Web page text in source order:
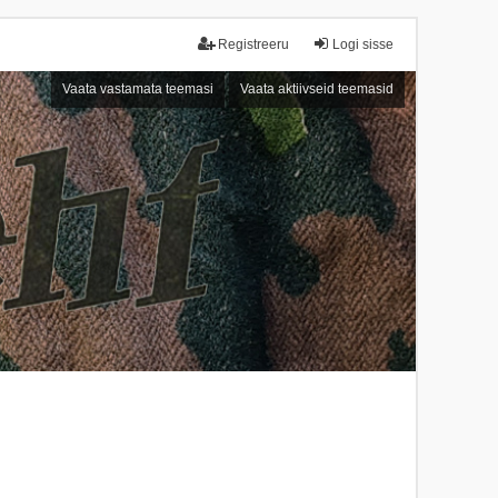
Logi sisse
Registreeru
Vaata vastamata teemasi Vaata aktiivseid teemasid